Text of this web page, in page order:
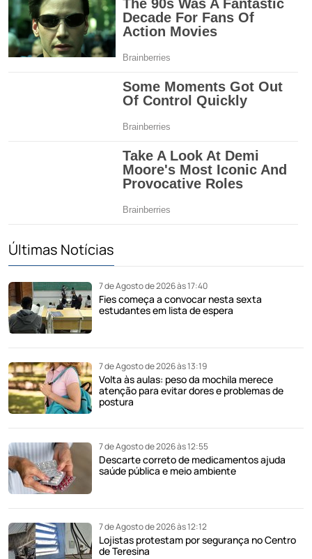
Últimas Notícias
7 de Agosto de 2026 às 17:40
Fies começa a convocar nesta sexta
estudantes em lista de espera
7 de Agosto de 2026 às 13:19
Volta às aulas: peso da mochila merece
atenção para evitar dores e problemas de
postura
7 de Agosto de 2026 às 12:55
Descarte correto de medicamentos ajuda
saúde pública e meio ambiente
7 de Agosto de 2026 às 12:12
Lojistas protestam por segurança no Centro
de Teresina